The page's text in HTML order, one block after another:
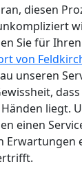
diesen
Sie für Ihren
von
unseren
liegt.
einen
Erwartungen